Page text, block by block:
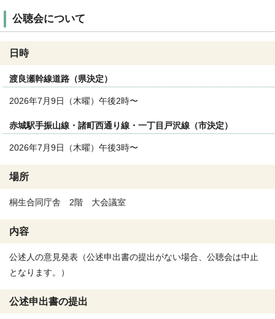
公聴会について
日時
渡良瀬幹線道路（県決定）
2026年7月9日（木曜）午後2時〜
赤城駅手振山線・諸町西通り線・一丁目戸沢線（市決定）
2026年7月9日（木曜）午後3時〜
場所
桐生合同庁舎 2階 大会議室
内容
公述人の意見発表（公述申出書の提出がない場合、公聴会は中止
となります。）
公述申出書の提出